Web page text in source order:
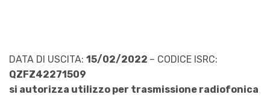
DATA DI USCITA: 15/02/2022 – CODICE ISRC:
QZFZ42271509
si autorizza utilizzo per trasmissione radiofonica